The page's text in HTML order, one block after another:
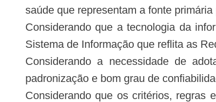
saúde que representam a fonte
Considerando que a tecnologia da
Sistema de Informação que reflita as
Considerando a necessidade de
padronização e bom grau de
Considerando que os critérios, regras